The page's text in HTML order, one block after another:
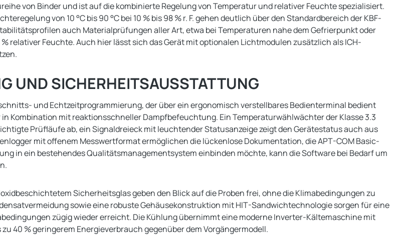
von Binder und ist auf die kombinierte Regelung von Temperatur und relativer Feuchte spezialisiert.
von 10 °C bis 90 °C bei 10 % bis 98 % r. F. gehen deutlich über den Standardbereich der KBF-
auch Materialprüfungen aller Art, etwa bei Temperaturen nahe dem Gefrierpunkt oder
relativer Feuchte. Auch hier lässt sich das Gerät mit optionalen Lichtmodulen zusätzlich als ICH-
UND SICHERHEITSAUSSTATTUNG
und Echtzeitprogrammierung, der über ein ergonomisch verstellbares Bedienterminal bedient
Kombination mit reaktionsschneller Dampfbefeuchtung. Ein Temperaturwählwächter der Klasse 3.3
Prüfläufe ab, ein Signaldreieck mit leuchtender Statusanzeige zeigt den Gerätestatus auch aus
mit offenem Messwertformat ermöglichen die lückenlose Dokumentation, die APT-COM Basic-
in ein bestehendes Qualitätsmanagementsystem einbinden möchte, kann die Software bei Bedarf um
Sicherheitsglas geben den Blick auf die Proben frei, ohne die Klimabedingungen zu
sowie eine robuste Gehäusekonstruktion mit HIT-Sandwichtechnologie sorgen für eine
zügig wieder erreicht. Die Kühlung übernimmt eine moderne Inverter-Kältemaschine mit
40 % geringerem Energieverbrauch gegenüber dem Vorgängermodell.